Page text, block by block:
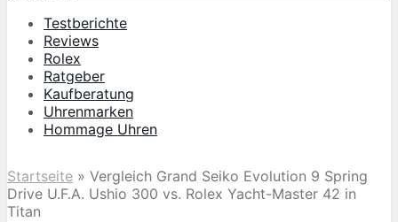
Testberichte
Reviews
Rolex
Ratgeber
Kaufberatung
Uhrenmarken
Hommage Uhren
Startseite » Vergleich Grand Seiko Evolution 9 Spring
Drive U.F.A. Ushio 300 vs. Rolex Yacht-Master 42 in
Titan